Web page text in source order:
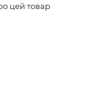
цей товар